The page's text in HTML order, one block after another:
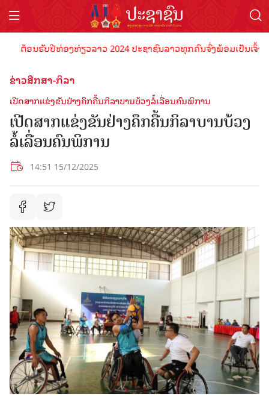
ຕ້ອນຮັບປີທ່ອງທ່ຽວລາວ 2024 ປະຊາຊົນລາວທຸກຄົນຈົ່ງພ້ອມເປັນເຈົ້າພ
ຂ່າວສືກສາ-ກິລາ
ເປີດສາກແຂ່ງຂັນຢ່າງຄຶກຄື້ນກິລາບານບ້ວງລໍ້ເລື່ອນຄົນພິການ
ເປີດສາກແຂ່ງຂັນຢ່າງຄຶກຄື້ນກິລາບານບ້ວງ
ລໍ້ເລື່ອນຄົນພິການ
14:51 15/12/2025